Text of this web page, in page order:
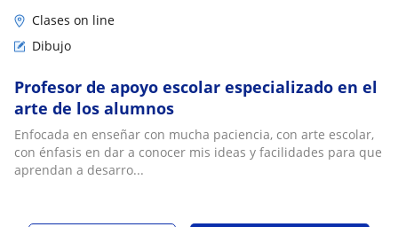
Clases on line
Dibujo
Profesor de apoyo escolar especializado en el
arte de los alumnos
Enfocada en enseñar con mucha paciencia, con arte escolar,
con énfasis en dar a conocer mis ideas y facilidades para que
aprendan a desarro...